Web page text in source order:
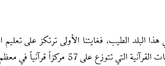
الطيب، فغايتنا الأولى ترتكز على
مركزاً قرآنياً في معظم مناطق الكويت.